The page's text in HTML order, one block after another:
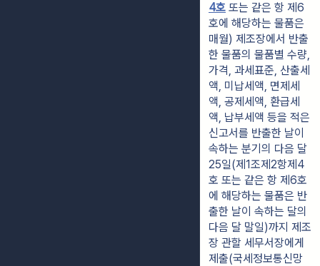
4호 또는 같은 항 제6
호에 해당하는 물품은
매월) 제조장에서 반출
한 물품의 물품별 수량,
가격, 과세표준, 산출세
액, 미납세액, 면제세
액, 공제세액, 환급세
액, 납부세액 등을 적은
신고서를 반출한 날이
속하는 분기의 다음 달
25일(제1조제2항제4
호 또는 같은 항 제6호
에 해당하는 물품은 반
출한 날이 속하는 달의
다음 달 말일)까지 제조
장 관할 세무서장에게
제출(국세정보통신망